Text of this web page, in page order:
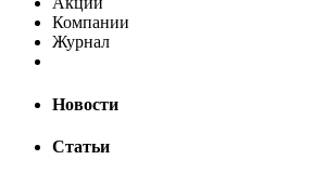
Компании
Журнал
Новости
Статьи